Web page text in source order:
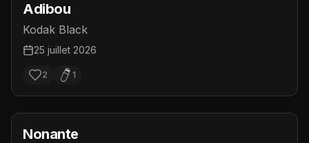
Adibou
Kodak Black
25 juillet 2026
2 1
Nonante